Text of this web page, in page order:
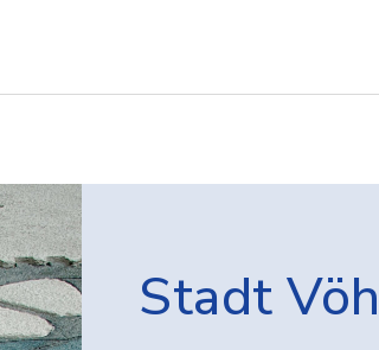
Stadt